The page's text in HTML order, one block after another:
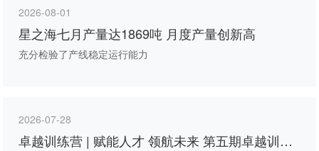
2026-08-01
星之海七月产量达1869吨 月度产量创新高
充分检验了产线稳定运行能力
2026-07-28
卓越训练营 | 赋能人才 领航未来 第五期卓越训练